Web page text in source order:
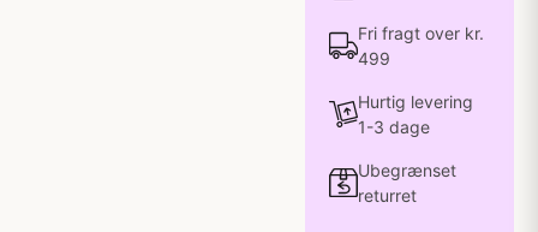
Fri fragt over kr.
499
Hurtig levering
1-3 dage
Ubegrænset
returret